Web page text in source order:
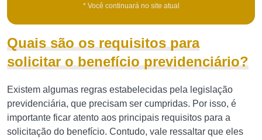
* Você continuará no site atual
Quais são os requisitos para
solicitar o benefício previdenciário?
Existem algumas regras estabelecidas pela legislação
previdenciária, que precisam ser cumpridas. Por isso, é
importante ficar atento aos principais requisitos para a
solicitação do benefício. Contudo, vale ressaltar que eles